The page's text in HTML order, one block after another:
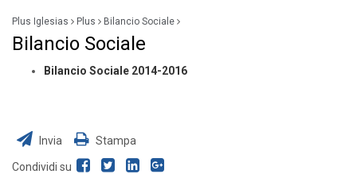
Plus Iglesias Plus Bilancio Sociale
Bilancio Sociale
Bilancio Sociale 2014-2016
Invia Stampa
Condividi su